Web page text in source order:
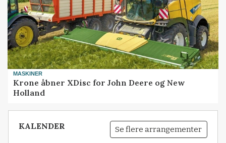
MASKINER
Krone åbner XDisc for John Deere og New
Holland
KALENDER Se flere arrangementer